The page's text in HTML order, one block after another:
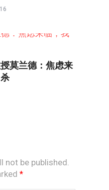
莫兰德：焦虑来
not be published.
*